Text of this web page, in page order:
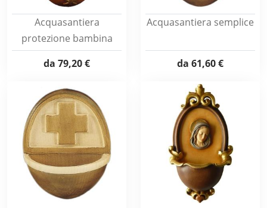
Acquasantiera
protezione bambina
da 79,20 €
Acquasantiera semplice
da 61,60 €